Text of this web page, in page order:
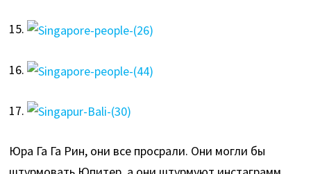
15.
16.
17.
Юра Га Га Рин, они все просрали. Они могли бы